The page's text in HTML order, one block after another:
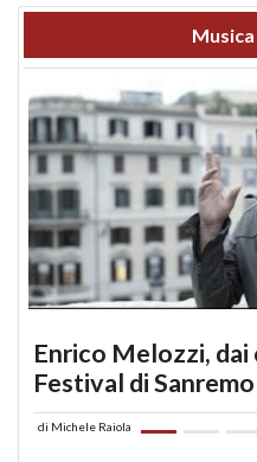
Enrico Melozzi,
Festival di Sanremo
di Michele Raiola